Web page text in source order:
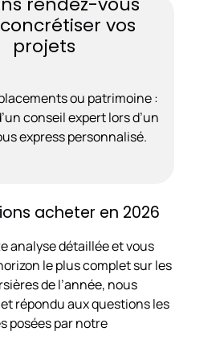
vos
projets
ou patrimoine :
conseil expert lors d’un
express personnalisé.
acheter en 2026
analyse détaillée et vous
le plus complet sur les
de l’année, nous
répondu aux questions les
posées par notre